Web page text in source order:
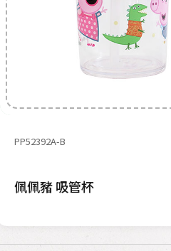
PP52392A-B
佩佩豬 吸管杯